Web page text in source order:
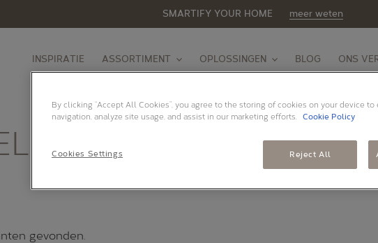
SMARTIFY YOUR HOME meer weten
INSPIRATIE ASSORTIMENT OPLOSSINGEN BLOG ONS
gevonden.
By clicking “Accept All Cookies”, you agree to the storing of cookies on your device to
navigation, analyze site usage, and assist in our marketing efforts.
Cookie Policy
Cookies Settings Reject All